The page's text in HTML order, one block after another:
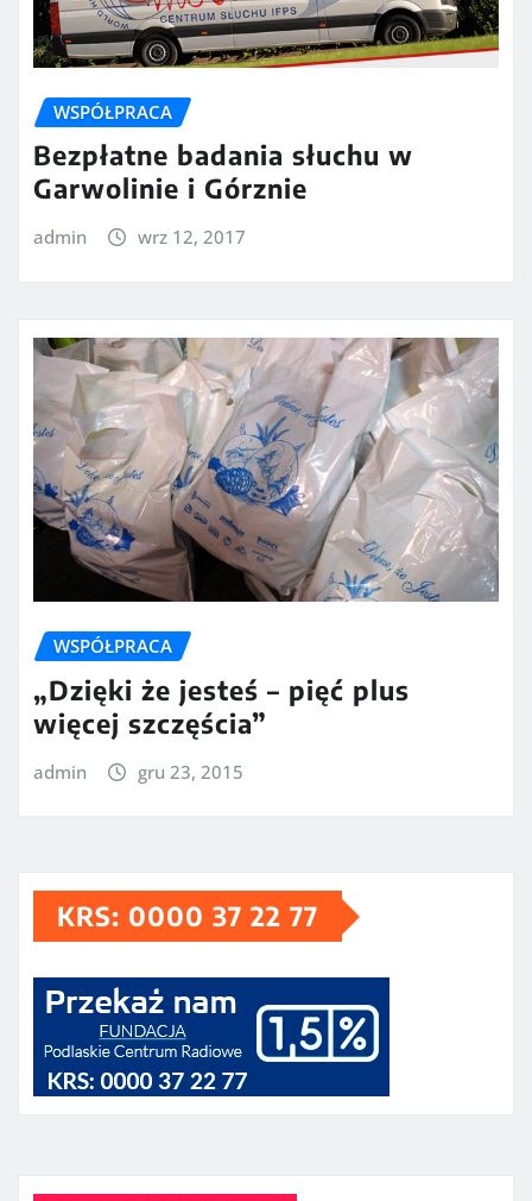
WSPÓŁPRACA
Bezpłatne badania słuchu w
Garwolinie i Górznie
admin wrz 12, 2017
WSPÓŁPRACA
„Dzięki że jesteś – pięć plus
więcej szczęścia”
admin gru 23, 2015
KRS: 0000 37 22 77